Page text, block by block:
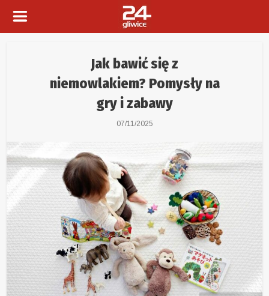
Jak bawić się z
niemowlakiem? Pomysły na
gry i zabawy
07/11/2025